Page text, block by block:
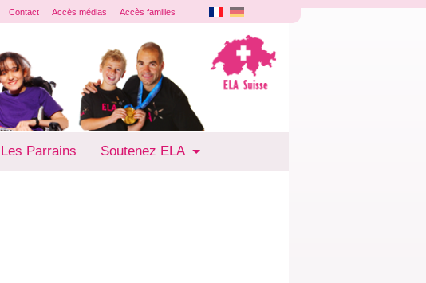
Contact Accès médias Accès familles
Les Parrains Soutenez ELA